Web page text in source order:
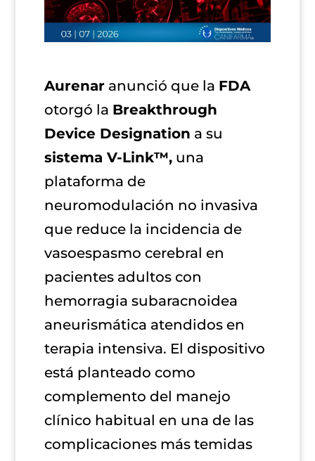
Aurenaranunció que la FDA
otorgó la Breakthrough
Device Designation a su
sistema V-Link™,una
plataforma de
neuromodulación no invasiva
que reduce la incidencia de
vasoespasmo cerebral en
pacientes adultos con
hemorragia subaracnoidea
aneurismática atendidos en
terapia intensiva. El dispositivo
está planteado como
complemento del manejo
clínico habitual en una de las
complicaciones más temidas